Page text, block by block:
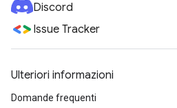
Discord
Issue Tracker
Ulteriori informazioni
Domande frequenti